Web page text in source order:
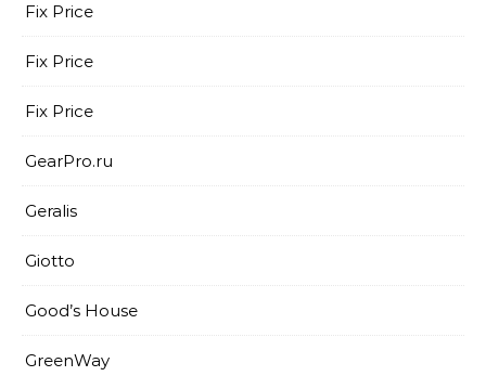
Fix Price
Fix Price
Fix Price
GearPro.ru
Geralis
Giotto
Good’s House
GreenWay